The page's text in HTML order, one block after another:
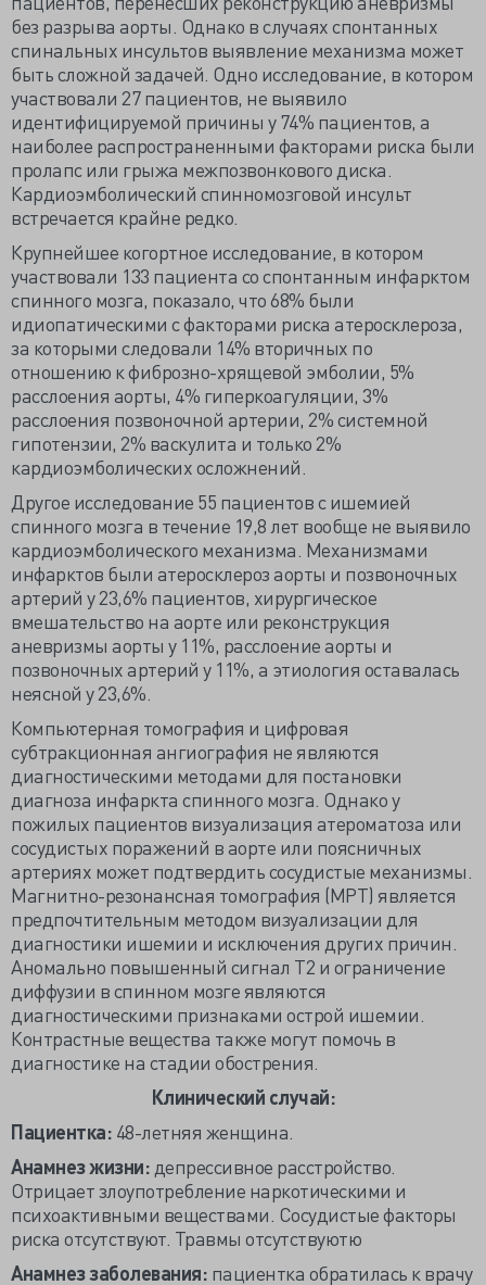
без разрыва аорты. Однако в случаях спонтанных
спинальных инсультов выявление механизма может
быть сложной задачей. Одно исследование, в котором
участвовали 27 пациентов, не выявило
идентифицируемой причины у 74% пациентов, а
наиболее распространенными факторами риска были
пролапс или грыжа межпозвонкового диска.
Кардиоэмболический спинномозговой инсульт
встречается крайне редко.
Крупнейшее когортное исследование, в котором
участвовали 133 пациента со спонтанным инфарктом
спинного мозга, показало, что 68% были
идиопатическими с факторами риска атеросклероза,
за которыми следовали 14% вторичных по
отношению к фиброзно-хрящевой эмболии, 5%
расслоения аорты, 4% гиперкоагуляции, 3%
расслоения позвоночной артерии, 2% системной
гипотензии, 2% васкулита и только 2%
кардиоэмболических осложнений.
Другое исследование 55 пациентов с ишемией
спинного мозга в течение 19,8 лет вообще не выявило
кардиоэмболического механизма. Механизмами
инфарктов были атеросклероз аорты и позвоночных
артерий у 23,6% пациентов, хирургическое
вмешательство на аорте или реконструкция
аневризмы аорты у 11%, расслоение аорты и
позвоночных артерий у 11%, а этиология оставалась
неясной у 23,6%.
Компьютерная томография и цифровая
субтракционная ангиография не являются
диагностическими методами для постановки
диагноза инфаркта спинного мозга. Однако у
пожилых пациентов визуализация атероматоза или
сосудистых поражений в аорте или поясничных
артериях может подтвердить сосудистые механизмы.
Магнитно-резонансная томография (МРТ) является
предпочтительным методом визуализации для
диагностики ишемии и исключения других причин.
Аномально повышенный сигнал Т2 и ограничение
диффузии в спинном мозге являются
диагностическими признаками острой ишемии.
Контрастные вещества также могут помочь в
диагностике на стадии обострения.
Клинический случай:
Пациентка: 48-летняя женщина.
Анамнез жизни: депрессивное расстройство.
Отрицает злоупотребление наркотическими и
психоактивными веществами. Сосудистые факторы
риска отсутствуют. Травмы отсутствуютю
Анамнез заболевания: пациентка обратилась к врачу